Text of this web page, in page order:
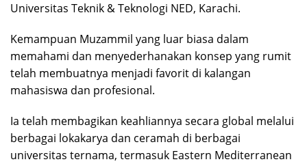
Universitas Teknik & Teknologi NED, Karachi.
Kemampuan Muzammil yang luar biasa dalam
memahami dan menyederhanakan konsep yang rumit
telah membuatnya menjadi favorit di kalangan
mahasiswa dan profesional.
Ia telah membagikan keahliannya secara global melalui
berbagai lokakarya dan ceramah di berbagai
universitas ternama, termasuk Eastern Mediterranean